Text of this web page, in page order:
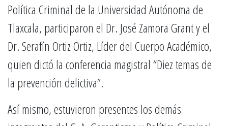
Política Criminal de la Universidad Autónoma de
Tlaxcala, participaron el Dr. José Zamora Grant y el
Dr. Serafín Ortiz Ortiz, Líder del Cuerpo Académico,
quien dictó la conferencia magistral “Diez temas de
la prevención delictiva”.
Así mismo, estuvieron presentes los demás